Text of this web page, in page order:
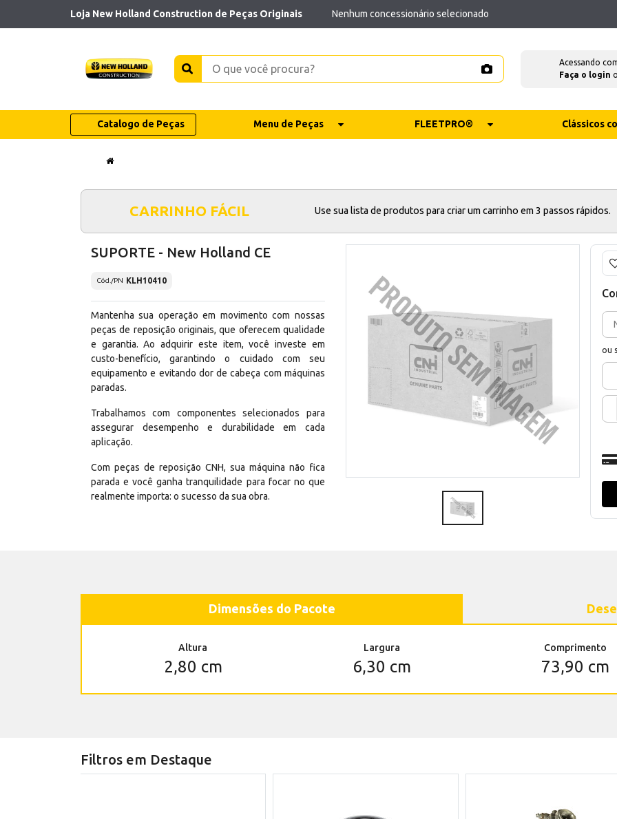
Loja New Holland Construction de Peças Originais Nenhum concessionário selecionado
Acessando
Faça o login
Catalogo de Peças Menu de Peças FLEETPRO® Clássicos
CARRINHO FÁCIL Use sua lista de produtos para criar um carrinho em 3 passos rápidos.
SUPORTE - New Holland CE
Cód./PN KLH10410
Mantenha sua operação em movimento com nossas
peças de reposição originais, que oferecem qualidade
e garantia. Ao adquirir este item, você investe em
custo-benefício, garantindo o cuidado com seu
equipamento e evitando dor de cabeça com máquinas
paradas.
Trabalhamos com componentes selecionados para
assegurar desempenho e durabilidade em cada
aplicação.
Com peças de reposição CNH, sua máquina não fica
parada e você ganha tranquilidade para focar no que
realmente importa: o sucesso da sua obra.
ou
Dimensões do Pacote
Altura
2,80 cm
Largura
6,30 cm
Comprimento
73,90 cm
Filtros em Destaque